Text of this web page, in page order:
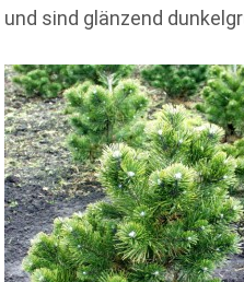
und sind glänzend